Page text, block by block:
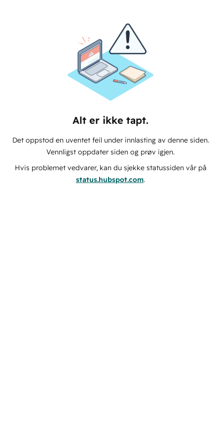
Alt er ikke tapt.
Det oppstod en uventet feil under innlasting av denne siden.
Vennligst oppdater siden og prøv igjen.
Hvis problemet vedvarer, kan du sjekke statussiden vår på
status.hubspot.com.